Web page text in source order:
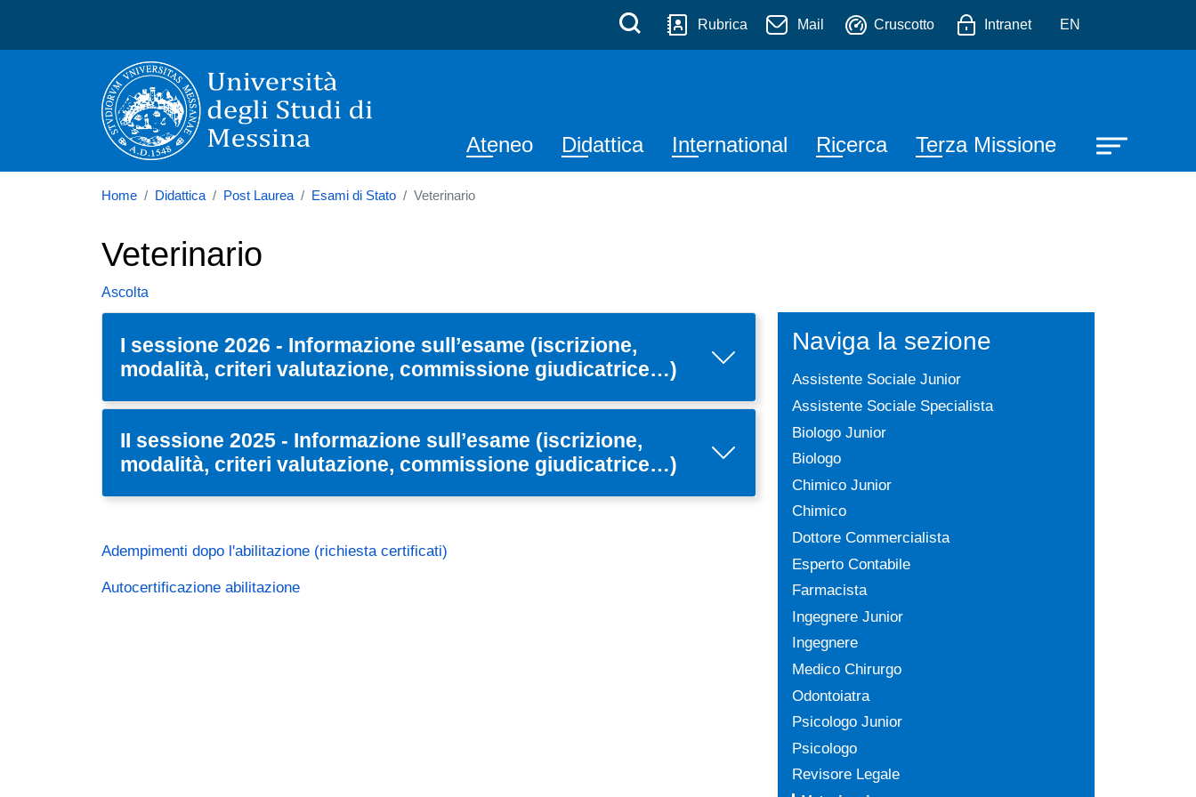
Salta al contenuto principale
Menù di servizio
Cerca Rubrica Mail Cruscotto Intranet EN
Navigazione principale
Ateneo Didattica International Ricerca Terza Missione
Home Didattica Post Laurea Esami di Stato Veterinario
Veterinario
Ascolta
I sessione 2026 - Informazione sull’esame (iscrizione,
modalità, criteri valutazione, commissione giudicatrice…)
II sessione 2025 - Informazione sull’esame (iscrizione,
modalità, criteri valutazione, commissione giudicatrice…)
Adempimenti dopo l'abilitazione (richiesta certificati)
Autocertificazione abilitazione
Naviga la sezione
Assistente Sociale Junior
Assistente Sociale Specialista
Biologo Junior
Biologo
Chimico Junior
Chimico
Dottore Commercialista
Esperto Contabile
Farmacista
Ingegnere Junior
Ingegnere
Medico Chirurgo
Odontoiatra
Psicologo Junior
Psicologo
Revisore Legale